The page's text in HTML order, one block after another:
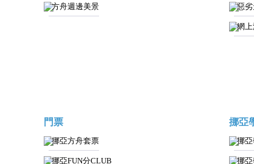
方舟週邊美景 惡
網
門票
挪亞方舟套票
挪亞FUN分CLUB
挪亞
挪亞
挪